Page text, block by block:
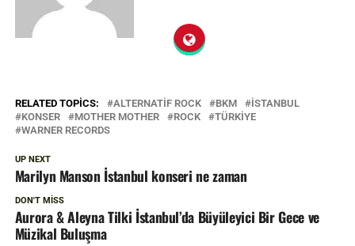
RELATED TOPICS: ALTERNATIF ROCK BKM
ISTANBUL
KONSER
MOTHER MOTHER ROCK
TÜRKIYE
WARNER RECORDS
UP NEXT
Marilyn Manson İstanbul konseri ne zaman
DON'T MISS
Aurora & Aleyna Tilki İstanbul’da Büyüleyici Bir Gece ve
Müzikal Buluşma